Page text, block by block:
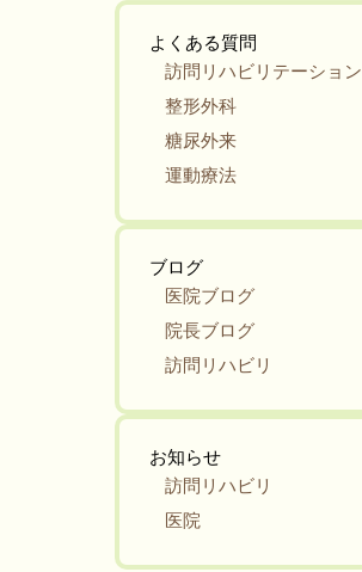
よくある質問
訪問リハビリテーション
整形外科
糖尿外来
運動療法
ブログ
医院ブログ
院長ブログ
訪問リハビリ
お知らせ
訪問リハビリ
医院